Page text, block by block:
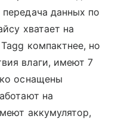
данных по
хватает на
компактнее, но
влаги, имеют 7
оснащены
на
аккумулятор,